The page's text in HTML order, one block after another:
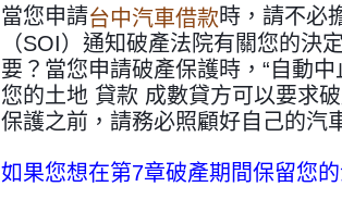
當您申請台中汽車借款時，請不必
（SOI）通知破產法院有關您的決
要？當您申請破產保護時，“自動
您的土地 貸款 成數貸方可以要求
保護之前，請務必照顧好自己的汽
如果您想在第7章破產期間保留您